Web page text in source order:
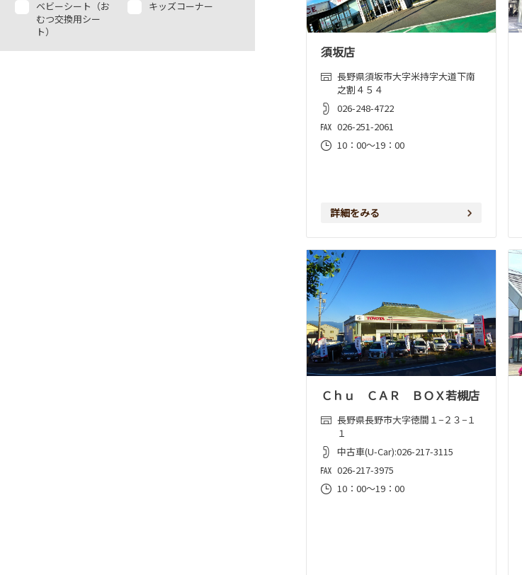
ベビーシート（お
むつ交換用シー
ト）
キッズコーナー
須坂店
長野県須坂市大字米持字大道下南
之割４５４
026-248-4722
026-251-2061
10：00～19：00
詳細をみる
Ｃｈｕ ＣＡＲ ＢＯＸ若槻店
長野県長野市大字徳間１−２３−１
１
中古車(U-Car):026-217-3115
026-217-3975
10：00～19：00